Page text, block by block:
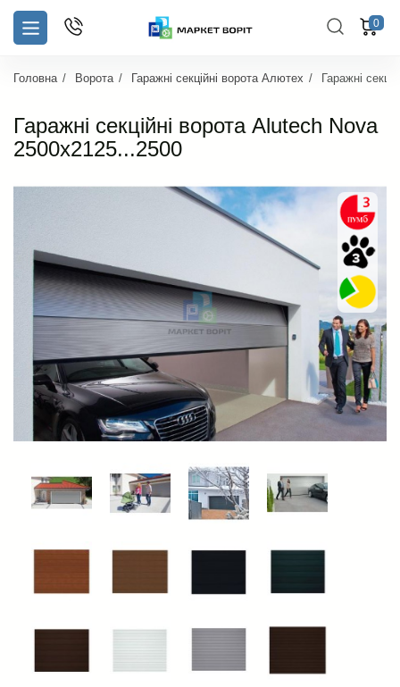
0
Головна Ворота Гаражні секційні ворота Алютех Гаражні
Гаражні секційні ворота Alutech Nova
2500х2125...2500